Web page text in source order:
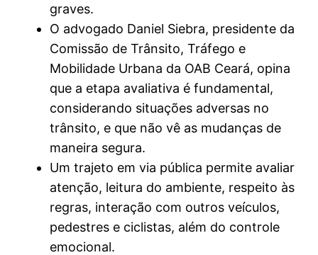
graves.
O advogado Daniel Siebra, presidente da
Comissão de Trânsito, Tráfego e
Mobilidade Urbana da OAB Ceará, opina
que a etapa avaliativa é fundamental,
considerando situações adversas no
trânsito, e que não vê as mudanças de
maneira segura.
Um trajeto em via pública permite avaliar
atenção, leitura do ambiente, respeito às
regras, interação com outros veículos,
pedestres e ciclistas, além do controle
emocional.